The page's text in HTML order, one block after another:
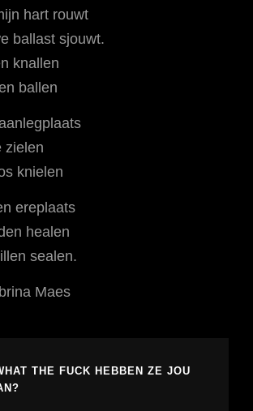
hart rouwt
ballast sjouwt.
knallen
ballen
zielen
knielen
ereplaats
healen
sealen.
Maes
THE FUCK HEBBEN ZE JOU